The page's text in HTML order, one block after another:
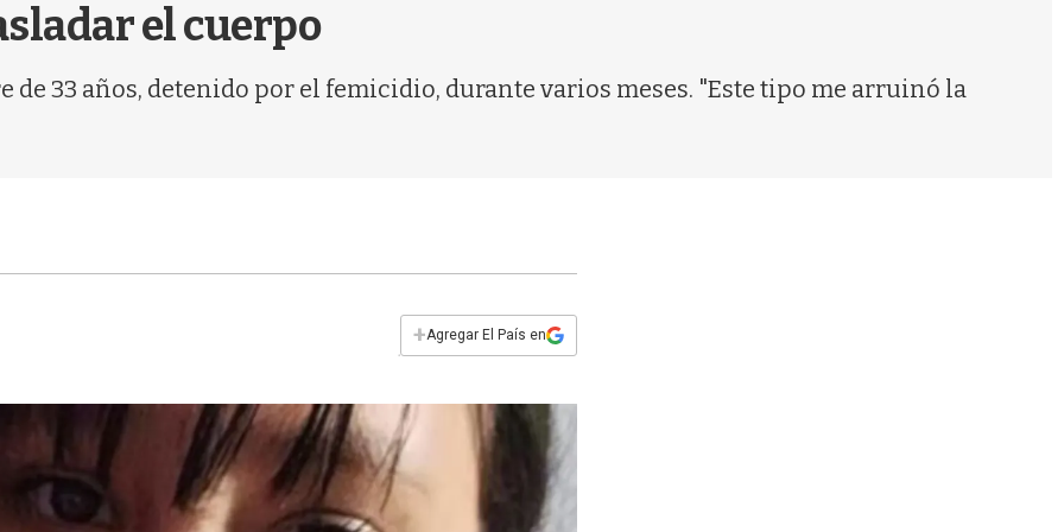
el cuerpo
de 33 años, detenido por el femicidio, durante varios meses. "Este tipo me arruinó la
+Agregar El País en